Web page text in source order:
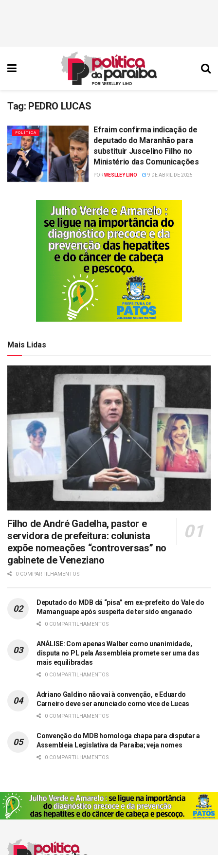
Tag: PEDRO LUCAS
POLÍTICA
Efraim confirma indicação de
deputado do Maranhão para
substituir Juscelino Filho no
Ministério das Comunicações
PORWESLLEY LINO 9 DE ABRIL DE 2025
Mais Lidas
Filho de André Gadelha, pastor e
servidora de prefeitura: colunista
expõe nomeações “controversas” no
gabinete de Veneziano
0 COMPARTILHAMENTOS
Deputado do MDB dá “pisa” em ex-prefeito do Vale do
Mamanguape após suspeita de ter sido enganado
0 COMPARTILHAMENTOS
ANÁLISE: Com apenas Walber como unanimidade,
disputa no PL pela Assembleia promete ser uma das
mais equilibradas
0 COMPARTILHAMENTOS
Adriano Galdino não vai à convenção, e Eduardo
Carneiro deve ser anunciado como vice de Lucas
0 COMPARTILHAMENTOS
Convenção do MDB homologa chapa para disputar a
Assembleia Legislativa da Paraíba; veja nomes
0 COMPARTILHAMENTOS